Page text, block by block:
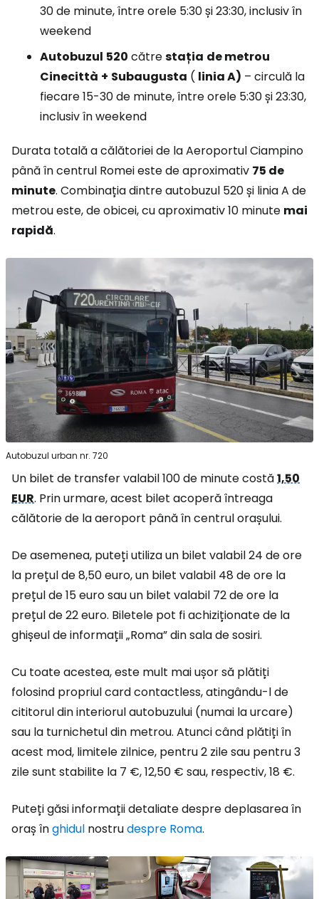
30 de minute, între orele 5:30 și 23:30, inclusiv în
weekend
Autobuzul 520 cătrestația de metrou
Cinecittà + Subaugusta ( linia A) – circulă la
fiecare 15-30 de minute, între orele 5:30 și 23:30,
inclusiv în weekend
Durata totală a călătoriei de la Aeroportul Ciampino
până în centrul Romei este de aproximativ 75 de
minute. Combinația dintre autobuzul 520 și linia A de
metrou este, de obicei, cu aproximativ 10 minute mai
rapidă.
Autobuzul urban nr. 720
Un bilet de transfer valabil 100 de minute costă1,50
EUR. Prin urmare, acest bilet acoperă întreaga
călătorie de la aeroport până în centrul orașului.
De asemenea, puteți utiliza un bilet valabil 24 de ore
la prețul de 8,50 euro, un bilet valabil 48 de ore la
prețul de 15 euro sau un bilet valabil 72 de ore la
prețul de 22 euro. Biletele pot fi achiziționate de la
ghișeul de informații „Roma” din sala de sosiri.
Cu toate acestea, este mult mai ușor să plătiți
folosind propriul card contactless, atingându-l de
cititorul din interiorul autobuzului (numai la urcare)
sau la turnichetul din metrou. Atunci când plătiți în
acest mod, limitele zilnice, pentru 2 zile sau pentru 3
zile sunt stabilite la 7 €, 12,50 € sau, respectiv, 18 €.
Puteți găsi informații detaliate despre deplasarea în
oraș înghidul nostrudespre Roma.